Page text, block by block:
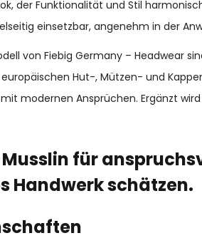
der Funktionalität und Stil
einsetzbar, angenehm in der
von Fiebig Germany – Headwear
Hut-, Mützen- und
modernen Ansprüchen. Ergänzt
für
Handwerk schätzen.